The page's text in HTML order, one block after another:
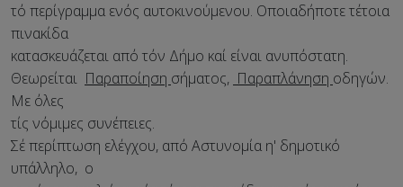
τό περίγραμμα ενός αυτοκινούμενου. Οποιαδήποτε τέτοια
πινακίδα
κατασκευάζεται από τόν Δήμο καί είναι ανυπόστατη.
Θεωρείται Παραποίηση σήματος, Παραπλάνηση οδηγών.
Με όλες
τίς νόμιμες συνέπειες.
Σέ περίπτωση ελέγχου, από Αστυνομία η' δημοτικό
υπάλληλο, ο